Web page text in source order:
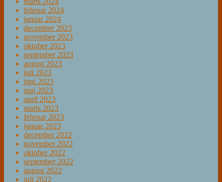
februar 2024
januar 2024
december 2023
november 2023
oktober 2023
september 2023
august 2023
juli 2023
juni 2023
maj 2023
april 2023
marts 2023
februar 2023
januar 2023
december 2022
november 2022
oktober 2022
september 2022
august 2022
juli 2022